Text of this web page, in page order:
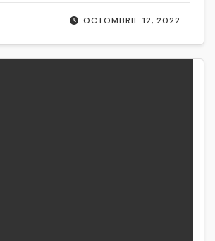
OCTOMBRIE 12, 2022